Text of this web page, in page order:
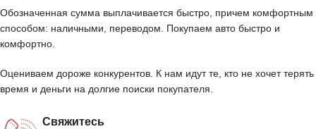
Обозначенная сумма выплачивается быстро, причем комфортным
способом: наличными, переводом. Покупаем авто быстро и
комфортно.
Оцениваем дороже конкурентов. К нам идут те, кто не хочет терять
время и деньги на долгие поиски покупателя.
Свяжитесь